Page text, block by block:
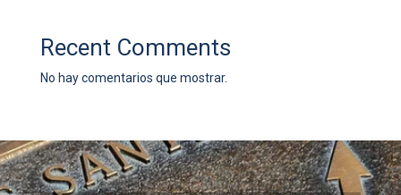
Recent Comments
No hay comentarios que mostrar.